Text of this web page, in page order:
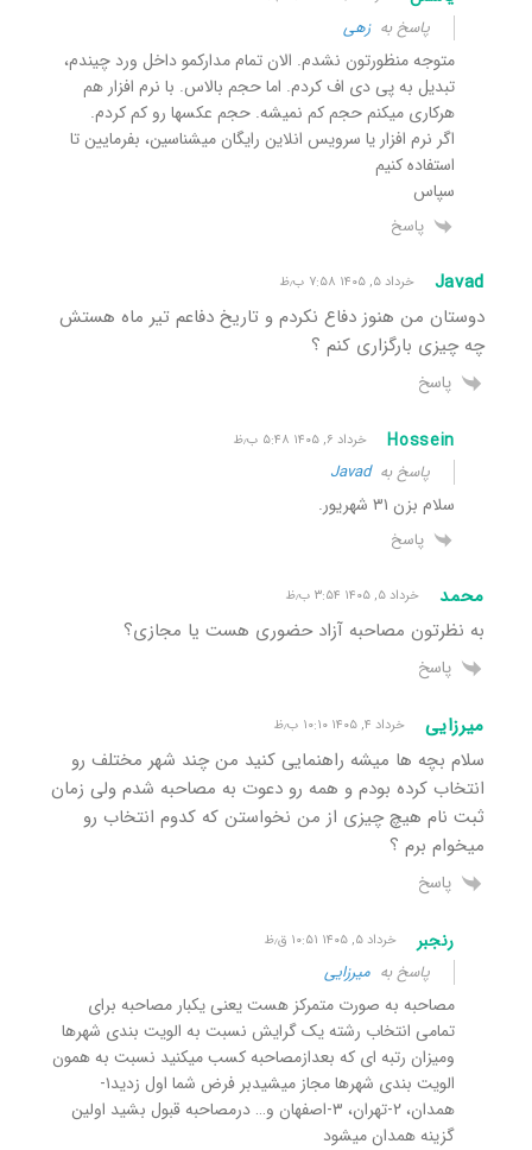
پاسخ بهزهی
متوجه منظورتون نشدم. الان تمام مدارکمو داخل ورد چیندم،
تبدیل به پی دی اف کردم. اما حجم بالاس. با نرم افزار هم
هرکاری میکنم حجم کم نمیشه. حجم عکسها رو کم کردم.
اگر نرم افزار یا سرویس انلاین رایگان میشناسین، بفرمایین تا
استفاده کنیم
سپاس
پاسخ
Javad خرداد ۵, ۱۴۰۵ ۷:۵۸ ب٫ظ
دوستان من هنوز دفاع نکردم و تاریخ دفاعم تیر ماه هستش
چه چیزی بارگزاری کنم ؟
پاسخ
Hossein خرداد ۶, ۱۴۰۵ ۵:۴۸ ب٫ظ
پاسخ بهJavad
سلام بزن ۳۱ شهریور.
پاسخ
محمد خرداد ۵, ۱۴۰۵ ۳:۵۴ ب٫ظ
به نظرتون مصاحبه آزاد حضوری هست یا مجازی؟
پاسخ
میرزایی خرداد ۴, ۱۴۰۵ ۱۰:۱۰ ب٫ظ
سلام بچه ها میشه راهنمایی کنید من چند شهر مختلف رو
انتخاب کرده بودم و همه رو دعوت به مصاحبه شدم ولی زمان
ثبت نام هیچ چیزی از من نخواستن که کدوم انتخاب رو
میخوام برم ؟
پاسخ
رنجبر خرداد ۵, ۱۴۰۵ ۱۰:۵۱ ق٫ظ
پاسخ به میرزایی
مصاحبه به صورت متمرکز هست یعنی یکبار مصاحبه برای
تمامی انتخاب رشته یک گرایش نسبت به الویت بندی شهرها
ومیزان رتبه ای که بعدازمصاحبه کسب میکنید نسبت به همون
الویت بندی شهرها مجاز میشیدبر فرض شما اول زدید۱-
همدان، ۲-تهران، ۳-اصفهان و… درمصاحبه قبول بشید اولین
گزینه همدان میشود